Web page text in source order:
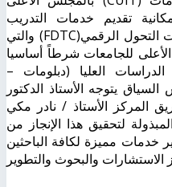
تقديم خدمات التدريب
والاختبارات لمنح شهادة أساسيات التحول الرقمي(FDTC) والتي
للجامعات شرطاً أساسيا
العليا (دبلومات –
يتوجه الأستاذ الدكتور
المركز الأستاذ / نادر مكي
لتحقيق هذا الإنجاز من
خدمات مميزة لكافة الباحثين
والبحوث والتطوير